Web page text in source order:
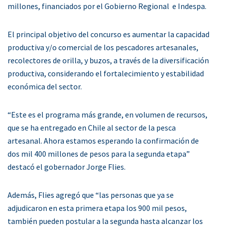
millones, financiados por el Gobierno Regional e Indespa.
El principal objetivo del concurso es aumentar la capacidad
productiva y/o comercial de los pescadores artesanales,
recolectores de orilla, y buzos, a través de la diversificación
productiva, considerando el fortalecimiento y estabilidad
económica del sector.
“Este es el programa más grande, en volumen de recursos,
que se ha entregado en Chile al sector de la pesca
artesanal. Ahora estamos esperando la confirmación de
dos mil 400 millones de pesos para la segunda etapa”
destacó el gobernador Jorge Flies.
Además, Flies agregó que “las personas que ya se
adjudicaron en esta primera etapa los 900 mil pesos,
también pueden postular a la segunda hasta alcanzar los